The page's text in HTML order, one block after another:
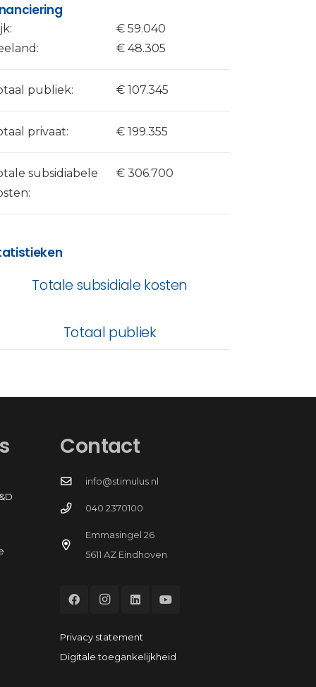
€ 59.040
€ 48.305
publiek: € 107.345
privaat: € 199.355
subsidiabele
€ 306.700
Totale subsidiale kosten
Totaal publiek
Contact
info@stimulus.nl
040 2370100
Emmasingel 26
5611 AZ Eindhoven
Privacy statement
Digitale toegankelijkheid